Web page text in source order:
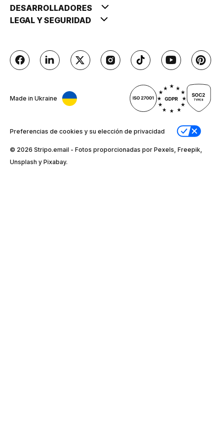
DESARROLLADORES
LEGAL Y SEGURIDAD
Made in Ukraine
Preferencias de cookies y su elección de privacidad
© 2026 Stripо.email - Fotos proporcionadas por Pexels, Freepik,
Unsplash y Pixabay.